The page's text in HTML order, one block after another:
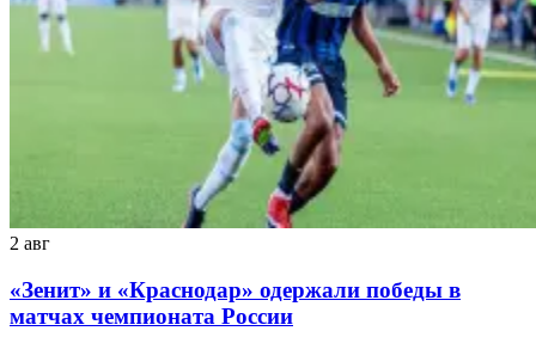
2 авг
«Зенит» и «Краснодар» одержали победы в
матчах чемпионата России